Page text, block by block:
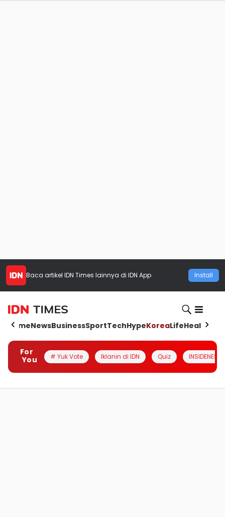
Baca artikel IDN Times lainnya di IDN App Install
HomeNewsBusinessSportTechHypeKoreaLifeHealth
For
You
# Yuk Vote Iklanin di IDN Quiz INSIDENESIA